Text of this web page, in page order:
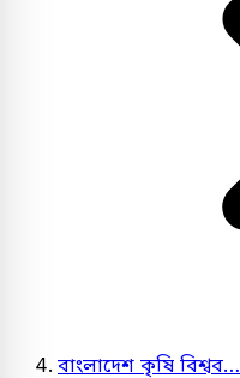
বাংলাদেশ কৃষি বিশ্বব…